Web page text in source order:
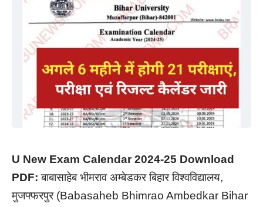
U New Exam Calendar 2024-25 Download
PDF: बाबासाहेब भीमराव अम्बेडकर बिहार विश्वविद्यालय,
मुजफ्फरपुर (Babasaheb Bhimrao Ambedkar Bihar